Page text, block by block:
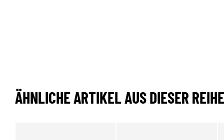
ÄHNLICHE ARTIKEL AUS DIESER REIHE